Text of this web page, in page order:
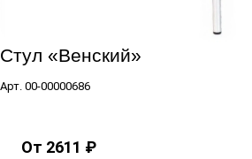
Стул «Венский»
Арт. 00-00000686
От 2611 ₽